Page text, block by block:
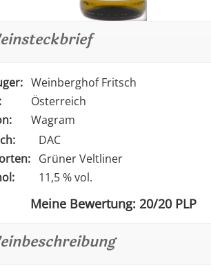
Weinberghof Fritsch
Österreich
Wagram
DAC
Grüner Veltliner
11,5 % vol.
Meine Bewertung: 20/20 PLP